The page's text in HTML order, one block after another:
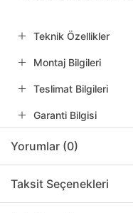
Teknik Özellikler
Montaj Bilgileri
Teslimat Bilgileri
Garanti Bilgisi
Yorumlar (0)
Taksit Seçenekleri